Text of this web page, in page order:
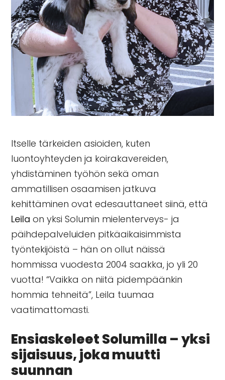
Itselle tärkeiden asioiden, kuten
luontoyhteyden ja koirakavereiden,
yhdistäminen työhön sekä oman
ammatillisen osaamisen jatkuva
kehittäminen ovat edesauttaneet siinä, että
Leila on yksi Solumin mielenterveys- ja
päihdepalveluiden pitkäaikaisimmista
työntekijöistä – hän on ollut näissä
hommissa vuodesta 2004 saakka, jo yli 20
vuotta! “Vaikka on niitä pidempäänkin
hommia tehneitä”, Leila tuumaa
vaatimattomasti.
Ensiaskeleet Solumilla – yksi
sijaisuus, joka muutti
suunnan